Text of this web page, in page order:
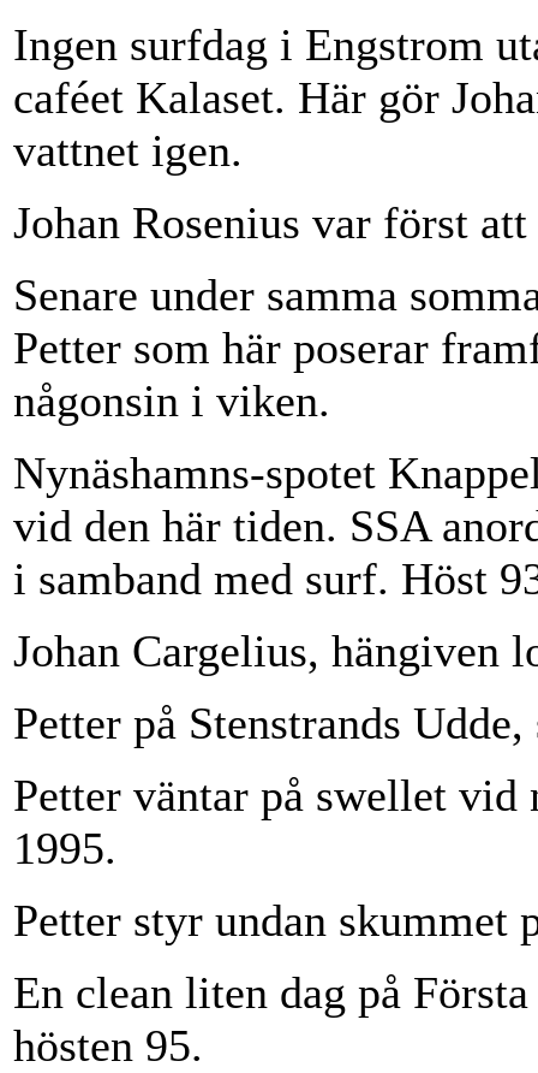
Ingen surfdag i Engstrom
caféet Kalaset. Här gör
vattnet igen.
Johan Rosenius var först
Senare under samma
Petter som här poserar
någonsin i viken.
Nynäshamns-spotet
vid den här tiden. SSA
i samband med surf. Höst
Johan Cargelius, hängiven
Petter på Stenstrands
Petter väntar på swellet vid
1995.
Petter styr undan skummet
En clean liten dag på
hösten 95.